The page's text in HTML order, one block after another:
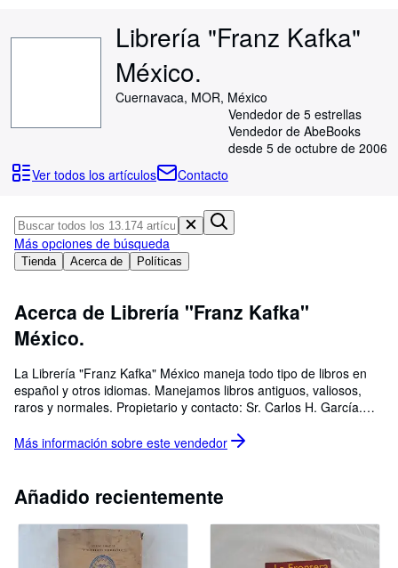
Consultar mis pedidos
Búsqueda avanzada
Colecciones
Libros antiguos
Vendedores
Comenzar a vender
CERRAR
Librería "Franz Kafka"
México.
Cuernavaca, MOR, México
Vendedor de 5 estrellas
Vendedor de AbeBooks
desde 5 de octubre de 2006
Ver todos los artículos
Contacto
Tienda Acerca de Políticas
Más opciones de búsqueda
Acerca de Librería "Franz Kafka"
México.
La Librería "Franz Kafka" México maneja todo tipo de libros en
español y otros idiomas. Manejamos libros antiguos, valiosos,
raros y normales. Propietario y contacto: Sr. Carlos H. García.
Cuernavaca, Morelos, México. Actualmente tenemos en línea
Más información sobre este vendedor
Añadido recientemente